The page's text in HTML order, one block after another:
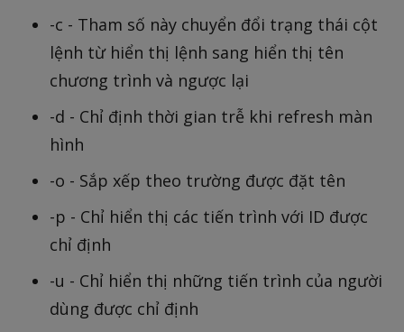
-c - Tham số này chuyển đổi trạng thái cột
lệnh từ hiển thị lệnh sang hiển thị tên
chương trình và ngược lại
-d - Chỉ định thời gian trễ khi refresh màn
hình
-o - Sắp xếp theo trường được đặt tên
-p - Chỉ hiển thị các tiến trình với ID được
chỉ định
-u - Chỉ hiển thị những tiến trình của người
dùng được chỉ định